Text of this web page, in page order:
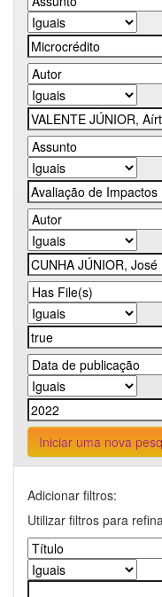
Iniciar uma nova
Adicionar filtros:
Utilizar filtros para